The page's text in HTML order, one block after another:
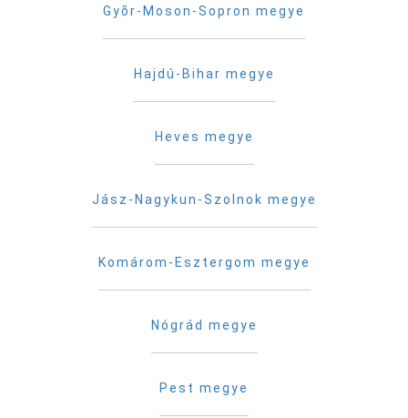
Gyõr-Moson-Sopron megye
Hajdú-Bihar megye
Heves megye
Jász-Nagykun-Szolnok megye
Komárom-Esztergom megye
Nógrád megye
Pest megye